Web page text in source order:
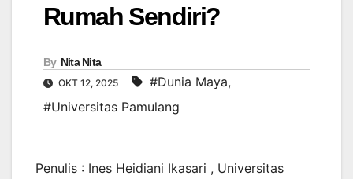
Rumah Sendiri?
By Nita Nita
OKT 12, 2025 #Dunia Maya,
#Universitas Pamulang
Penulis : Ines Heidiani Ikasari , Universitas